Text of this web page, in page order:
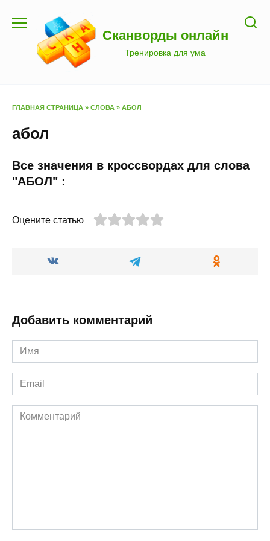
содержанию
Сканворды онлайн
Тренировка для ума
ГЛАВНАЯ СТРАНИЦА » СЛОВА » АБОЛ
абол
Все значения в кроссвордах для слова
"АБОЛ" :
Оцените статью
Добавить комментарий
Имя
*
Email
*
Комментарий